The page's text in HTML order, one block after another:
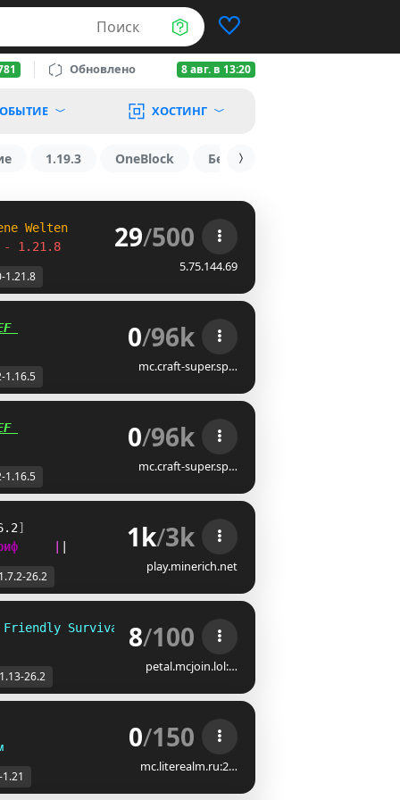
Поиск
Обновлено 8 авг. в 13:20
ХОСТИНГ
1.19.3 OneBlock БедВарс
Welten
- 1.21.8 29/500
5.75.144.69
1.21.8
0/96k
mc.craft-super.sp…
1.16.5
0/96k
mc.craft-super.sp…
1.16.5
] || ||
Гриф 1k/3k
play.minerich.net
1.7.2-26.2
ri endly Survival • Economy A
8/100
petal.mcjoin.lol:…
1.13-26.2
0/150
mc.literealm.ru:2…